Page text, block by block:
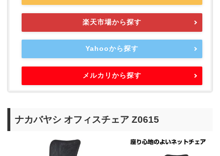
楽天市場から探す
Yahooから探す
メルカリから探す
ナカバヤシ オフィスチェア Z0615